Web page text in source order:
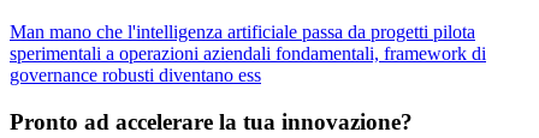
Man mano che l'intelligenza artificiale passa da progetti pilota
sperimentali a operazioni aziendali fondamentali, framework di
governance robusti diventano ess
Pronto ad accelerare la tua innovazione?